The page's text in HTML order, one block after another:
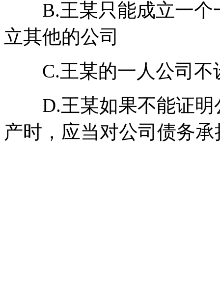
B.王某只能成立一个
立其他的公司
C.王某的一人公司不
D.王某如果不能证明
产时，应当对公司债务